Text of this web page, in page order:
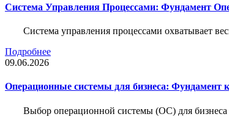
Система Управления Процессами: Фундамент
Система управления процессами охватывает
Подробнее
09.06.2026
Операционные системы для бизнеса: Фундамент
Выбор операционной системы (ОС) для бизнеса